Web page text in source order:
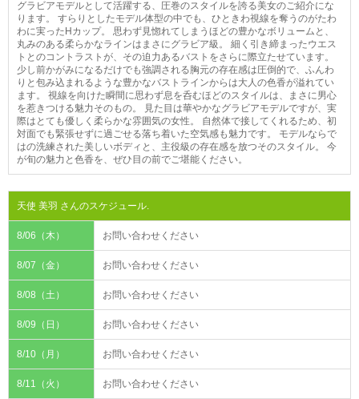
グラビアモデルとして活躍する、圧巻のスタイルを誇る美女のご紹介にな
ります。 すらりとしたモデル体型の中でも、ひときわ視線を奪うのがたわ
わに実ったHカップ。 思わず見惚れてしまうほどの豊かなボリュームと、
丸みのある柔らかなラインはまさにグラビア級。 細く引き締まったウエス
トとのコントラストが、その迫力あるバストをさらに際立たせています。
少し前かがみになるだけでも強調される胸元の存在感は圧倒的で、ふんわ
りと包み込まれるような豊かなバストラインからは大人の色香が溢れてい
ます。 視線を向けた瞬間に思わず息を呑むほどのスタイルは、まさに男心
を惹きつける魅力そのもの。 見た目は華やかなグラビアモデルですが、実
際はとても優しく柔らかな雰囲気の女性。 自然体で接してくれるため、初
対面でも緊張せずに過ごせる落ち着いた空気感も魅力です。 モデルならで
はの洗練された美しいボディと、主役級の存在感を放つそのスタイル。 今
が旬の魅力と色香を、ぜひ目の前でご堪能ください。
天使 美羽 さんのスケジュール.
8/06（木） お問い合わせください
8/07（金） お問い合わせください
8/08（土） お問い合わせください
8/09（日） お問い合わせください
8/10（月） お問い合わせください
8/11（火） お問い合わせください